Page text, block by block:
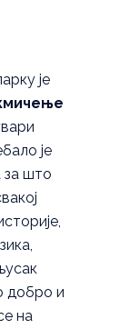
је
је
за што
добро и
на